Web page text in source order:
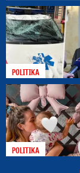
POLITIKA
POLITIKA